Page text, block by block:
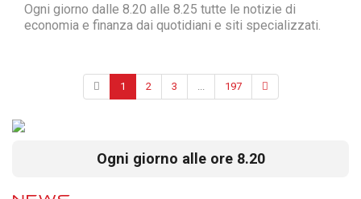
Ogni giorno dalle 8.20 alle 8.25 tutte le notizie di
economia e finanza dai quotidiani e siti specializzati.
1 2 3 197
Ogni giorno alle ore 8.20